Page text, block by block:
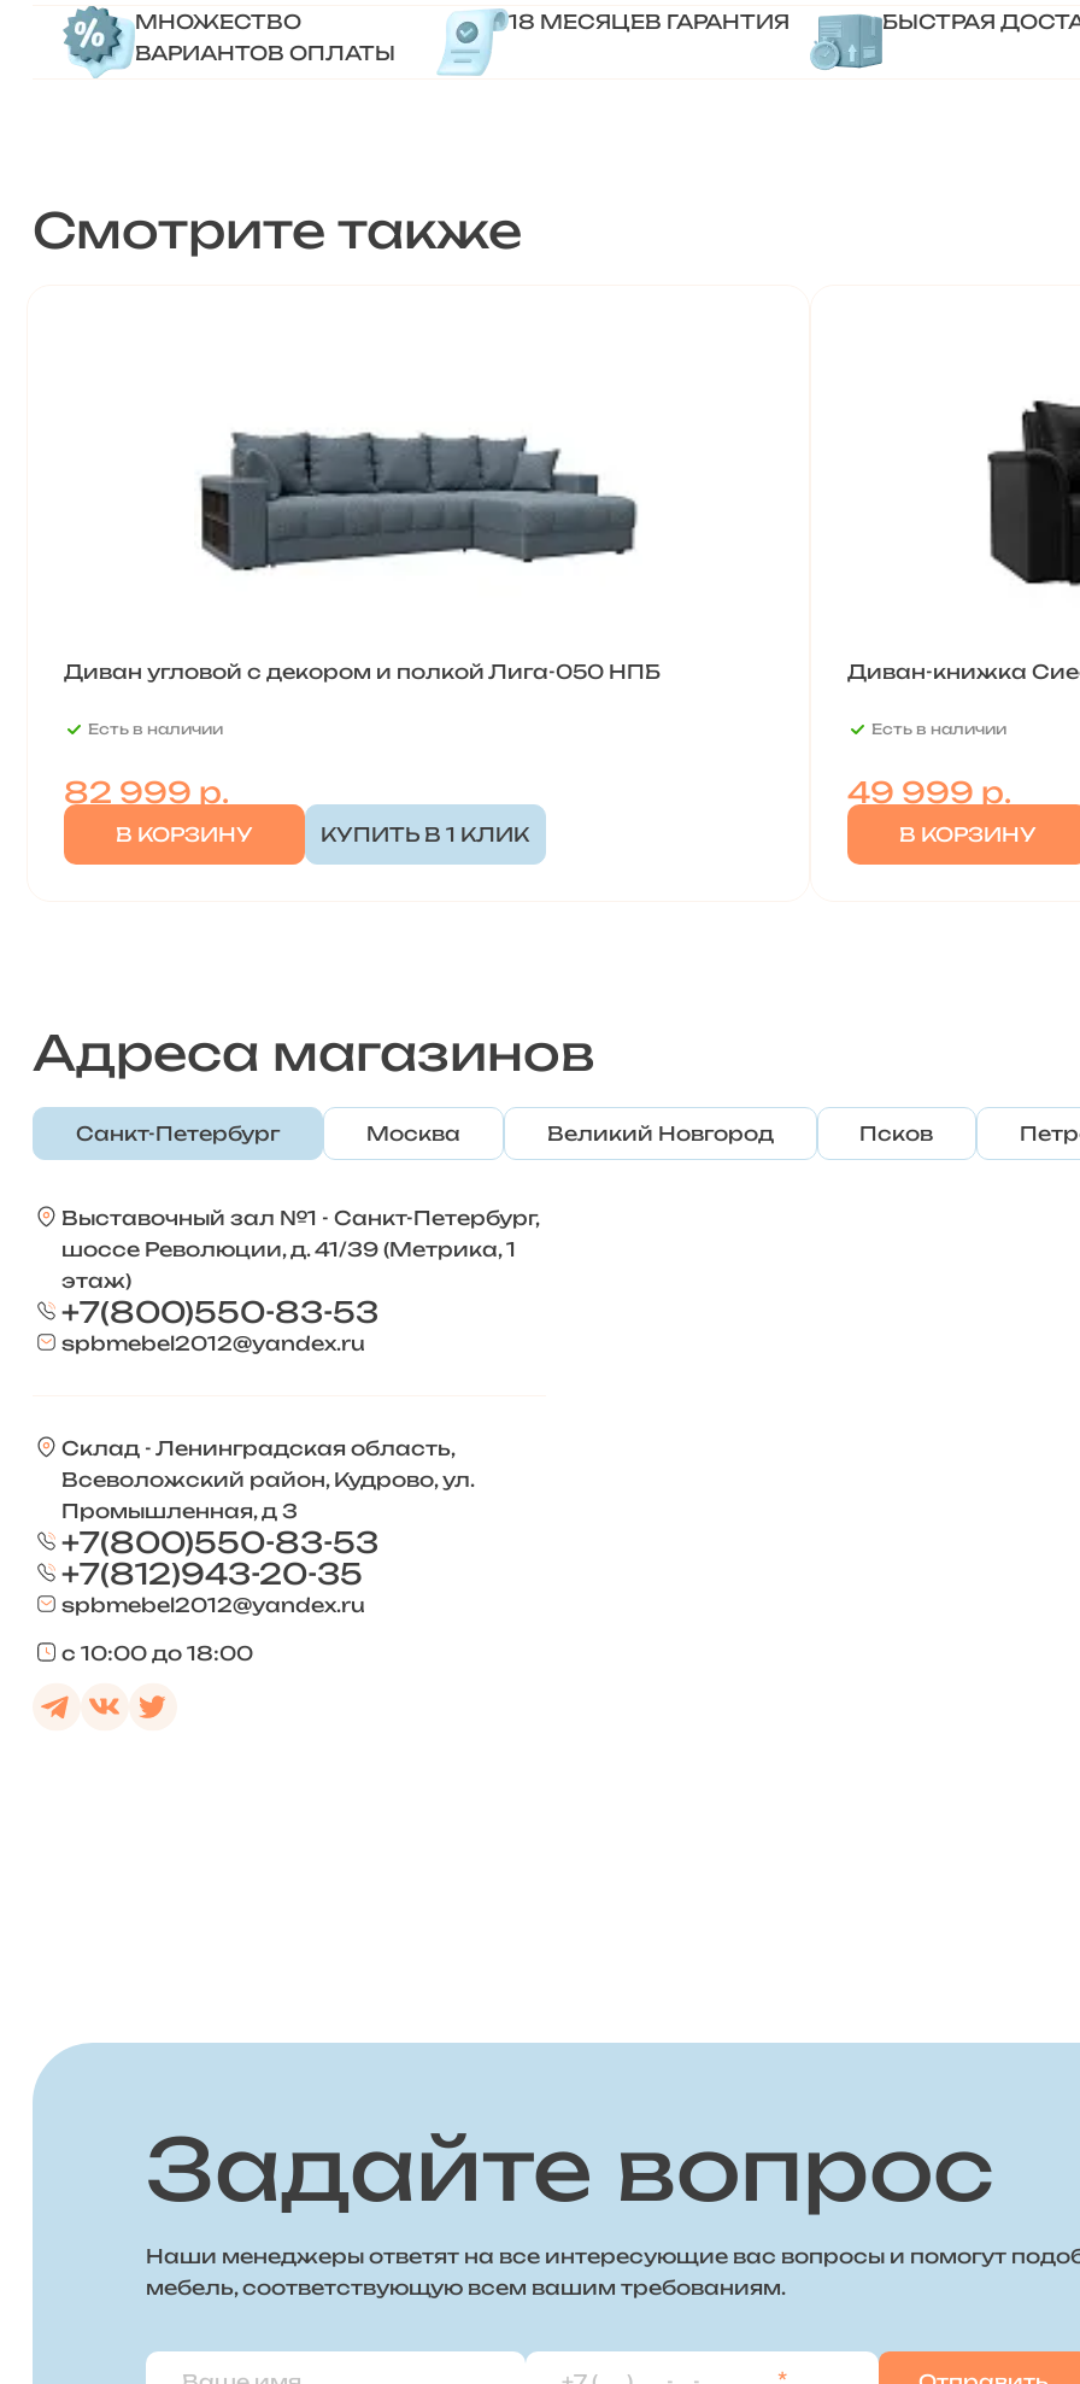
МНОЖЕСТВО
ВАРИАНТОВ ОПЛАТЫ
18 МЕСЯЦЕВ ГАРАНТИЯ БЫСТРАЯ
Смотрите также
Диван угловой с декором и полкой Лига-050 НПБ
Есть в наличии
82 999 р.
В КОРЗИНУ КУПИТЬ В 1 КЛИК
Диван-книжка
Есть в наличии
49 999 р.
В КОРЗИНУ
Адреса магазинов
Санкт-Петербург Москва Великий Новгород Псков
Выставочный зал №1 - Санкт-Петербург,
шоссе Революции, д. 41/39 (Метрика, 1
этаж)
+7(800)550-83-53
spbmebel2012@yandex.ru
Склад - Ленинградская область,
Всеволожский район, Кудрово, ул.
Промышленная, д 3
+7(800)550-83-53
+7(812)943-20-35
spbmebel2012@yandex.ru
с 10:00 до 18:00
Задайте вопрос
Наши менеджеры ответят на все интересующие вас вопросы и помогут
мебель, соответствующую всем вашим требованиям.
*